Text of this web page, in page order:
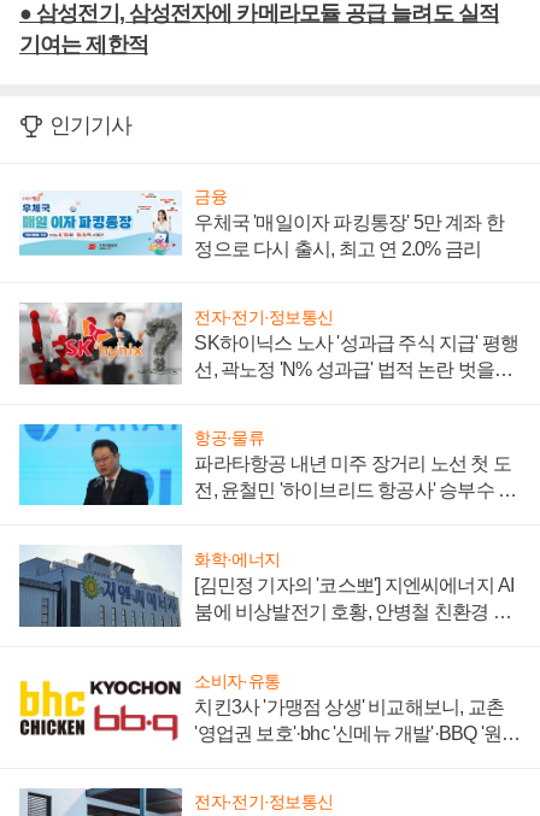
● 삼성전기, 삼성전자에 카메라모듈 공급 늘려도 실적
기여는 제한적
인기기사
금융
우체국 '매일이자 파킹통장' 5만 계좌 한
정으로 다시 출시, 최고 연 2.0% 금리
전자·전기·정보통신
SK하이닉스 노사 '성과급 주식 지급' 평행
선, 곽노정 'N% 성과급' 법적 논란 벗을지
항공·물류
파라타항공 내년 미주 장거리 노선 첫 도
전, 윤철민 '하이브리드 항공사' 승부수 통
화학·에너지
[김민정 기자의 '코스뽀'] 지엔씨에너지 AI
붐에 비상발전기 호황, 안병철 친환경 에
소비자·유통
치킨3사 '가맹점 상생' 비교해보니, 교촌
'영업권 보호'·bhc '신메뉴 개발'·BBQ '원가
전자·전기·정보통신